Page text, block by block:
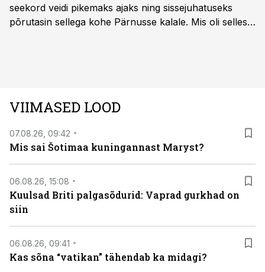
seekord veidi pikemaks ajaks ning sissejuhatuseks
põrutasin sellega kohe Pärnusse kalale. Mis oli selles
VIIMASED LOOD
07.08.26, 09:42
Mis sai Šotimaa kuningannast Maryst?
06.08.26, 15:08
Kuulsad Briti palgasõdurid: Vaprad gurkhad on
siin
06.08.26, 09:41
Kas sõna “vatikan” tähendab ka midagi?